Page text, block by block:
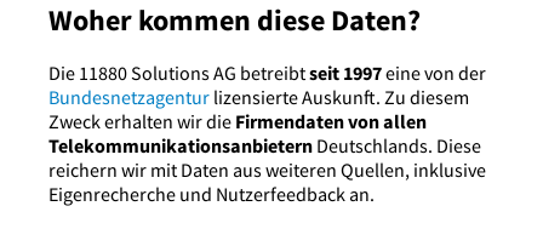
Woher kommen diese Daten?
Die 11880 Solutions AG betreibtseit 1997eine von der
Bundesnetzagentur lizensierte Auskunft. Zu diesem
Zweck erhalten wir die Firmendaten von allen
Telekommunikationsanbietern Deutschlands. Diese
reichern wir mit Daten aus weiteren Quellen, inklusive
Eigenrecherche und Nutzerfeedback an.